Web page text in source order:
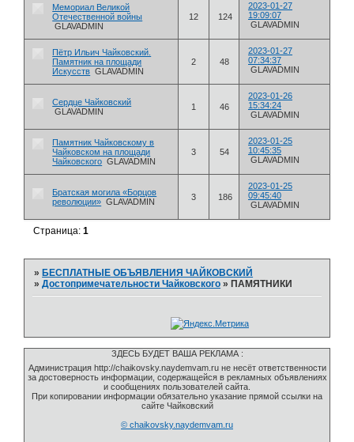
Мемориал Великой
Отечественной войны
GLAVADMIN
12 124
2023-01-27
19:09:07
GLAVADMIN
Пётр Ильич Чайковский.
Памятник на площади
Искусств GLAVADMIN
2 48
2023-01-27
07:34:37
GLAVADMIN
Сердце Чайковский
GLAVADMIN
1 46
2023-01-26
15:34:24
GLAVADMIN
Памятник Чайковскому в
Чайковском на площади
Чайковского GLAVADMIN
3 54
2023-01-25
10:45:35
GLAVADMIN
Братская могила «Борцов
революции» GLAVADMIN 3 186
2023-01-25
09:45:40
GLAVADMIN
Страница:1
»БЕСПЛАТНЫЕ ОБЪЯВЛЕНИЯ ЧАЙКОВСКИЙ
»Достопримечательности Чайковского »ПАМЯТНИКИ
ЗДЕСЬ БУДЕТ ВАША РЕКЛАМА :
Администрация http://chaikovsky.naydemvam.ru не несёт ответственности
за достоверность информации, содержащейся в рекламных объявлениях
и сообщениях пользователей сайта.
При копировании информации обязательно указание прямой ссылки на
сайте Чайковский
© chaikovsky.naydemvam.ru